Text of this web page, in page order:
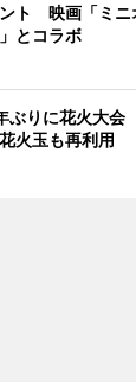
ト 映画「ミニ
とコラボ
ぶりに花火大
火玉も再利用